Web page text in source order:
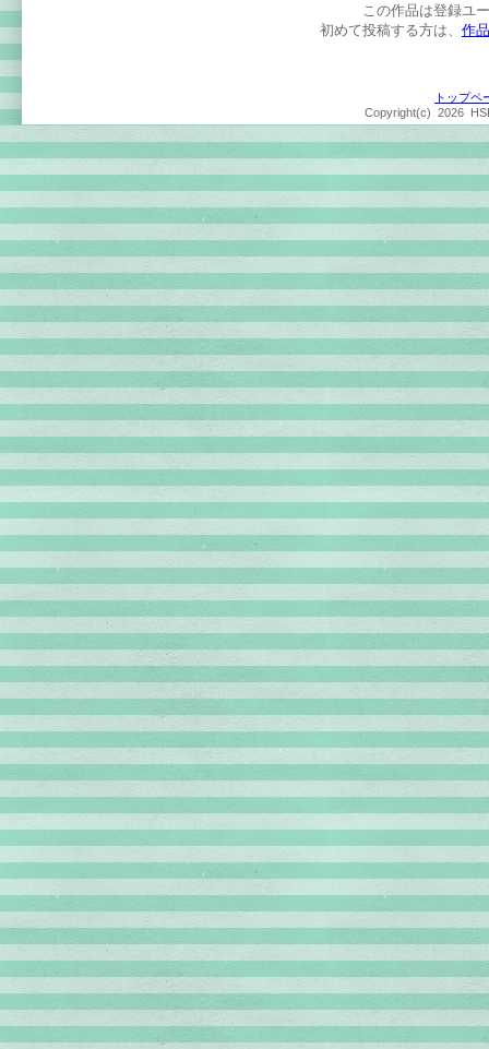
この作品は登録ユ
初めて投稿する方は、 作
トップペ
Copyright(c)2026